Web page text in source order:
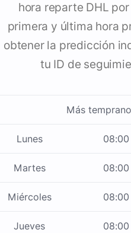
hora reparte DHL
primera y última hora
obtener la predicción
tu ID de
Más
Lunes 08:00
Martes 08:00
Miércoles 08:00
Jueves 08:00